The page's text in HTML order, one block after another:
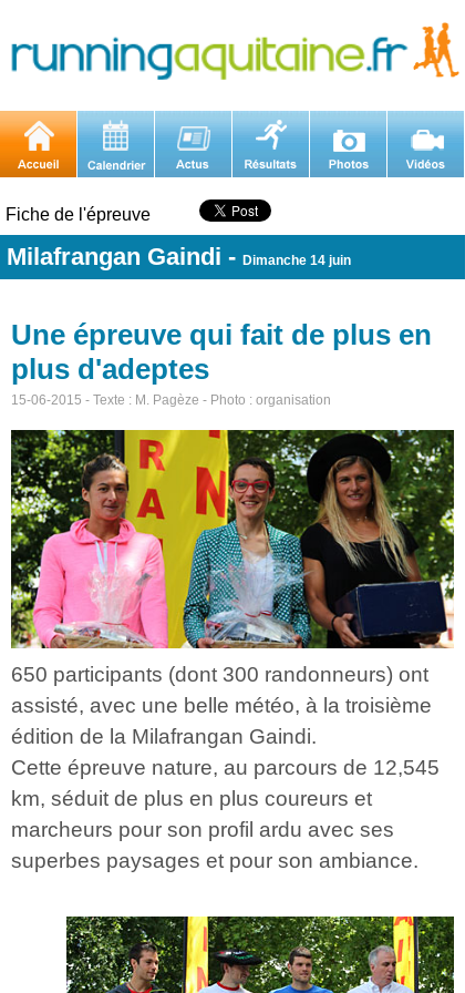
Fiche de l'épreuve
Milafrangan Gaindi - Dimanche 14 juin
Une épreuve qui fait de plus en
plus d'adeptes
15-06-2015 - Texte : M. Pagèze - Photo : organisation
650 participants (dont 300 randonneurs) ont
assisté, avec une belle météo, à la troisième
édition de la Milafrangan Gaindi.
Cette épreuve nature, au parcours de 12,545
km, séduit de plus en plus coureurs et
marcheurs pour son profil ardu avec ses
superbes paysages et pour son ambiance.